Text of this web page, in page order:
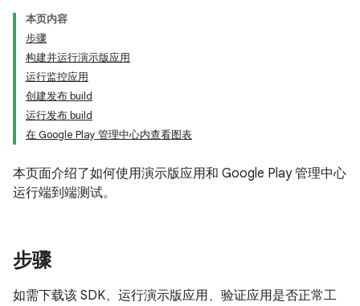
本页内容
步骤
构建并运行演示版应用
运行监控应用
创建发布 build
运行发布 build
在 Google Play 管理中心内查看图表
本页面介绍了如何使用演示版应用和 Google Play 管理中心
运行端到端测试。
步骤
如需下载该 SDK、运行演示版应用、验证应用是否正常工